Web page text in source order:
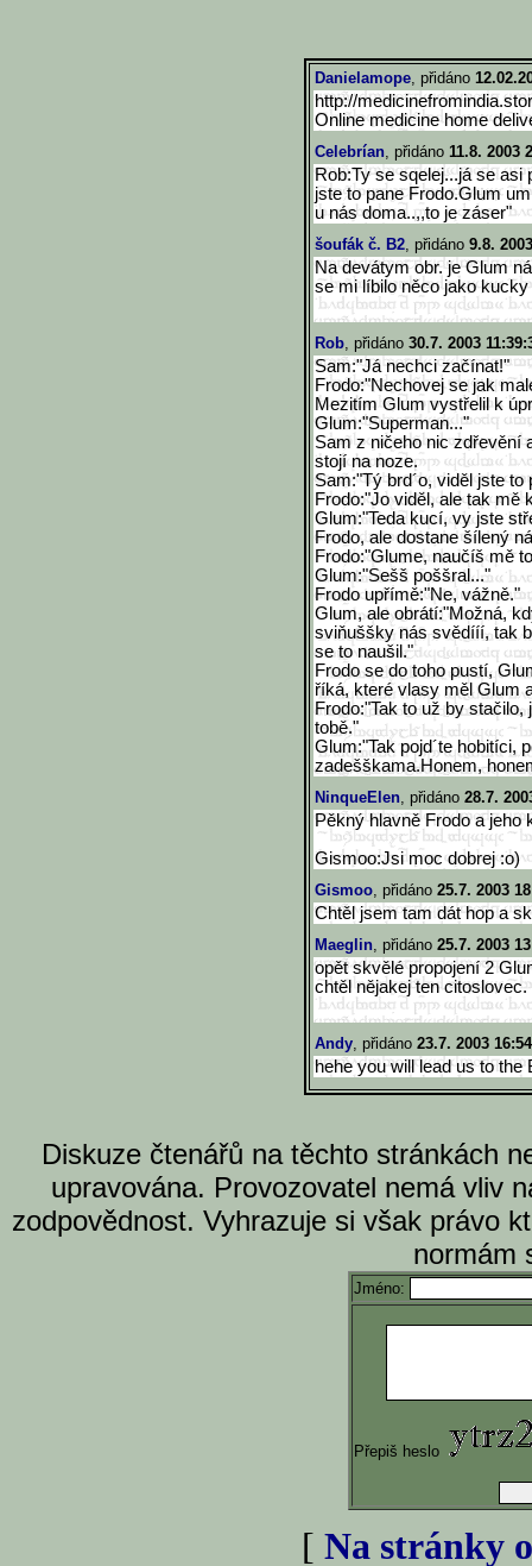
Danielamope, přidáno
http://
Online medicine home
Celebrían, přidáno 11.8. 2003
Rob:Ty se sqelej...já se
jste to pane Frodo.Glum
u nás doma..,,to je záser"
šoufák č. B2, přidáno 9.8.
Na devátym obr. je Glum
se mi líbilo něco jako
Rob, přidáno 30.7. 2003
Sam:"Já nechci začínat!"
Frodo:"Nechovej se jak
Mezitím Glum vystřelil k
Glum:"Superman..."
Sam z ničeho nic zdřevění
stojí na noze.
Sam:"Tý brd´o, viděl jste
Frodo:"Jo viděl, ale tak
Glum:"Teda kucí, vy jste
Frodo, ale dostane šílený
Frodo:"Glume, naučíš mě
Glum:"Sešš poššral..."
Frodo upřímě:"Ne, vážně."
Glum, ale obrátí:"Možná,
sviňuššky nás svědííí, tak
se to naušil."
Frodo se do toho pustí,
říká, které vlasy měl Glum
Frodo:"Tak to už by stačilo,
tobě."
Glum:"Tak pojd´te hobitíci,
zadešškama.Honem,
NinqueElen, přidáno 28.7.
Pěkný hlavně Frodo a jeho
Gismoo:Jsi moc dobrej :o)
Gismoo, přidáno 25.7. 2003
Chtěl jsem tam dát hop a
Maeglin, přidáno 25.7. 2003
opět skvělé propojení 2
chtěl nějakej ten citoslovec.
Andy, přidáno 23.7. 2003
hehe you will lead us to the
Diskuze čtenářů na těchto stránkách
upravována. Provozovatel nemá vliv
zodpovědnost. Vyhrazuje si však právo
normám
Jméno:
Přepiš heslo
[ Na stránky